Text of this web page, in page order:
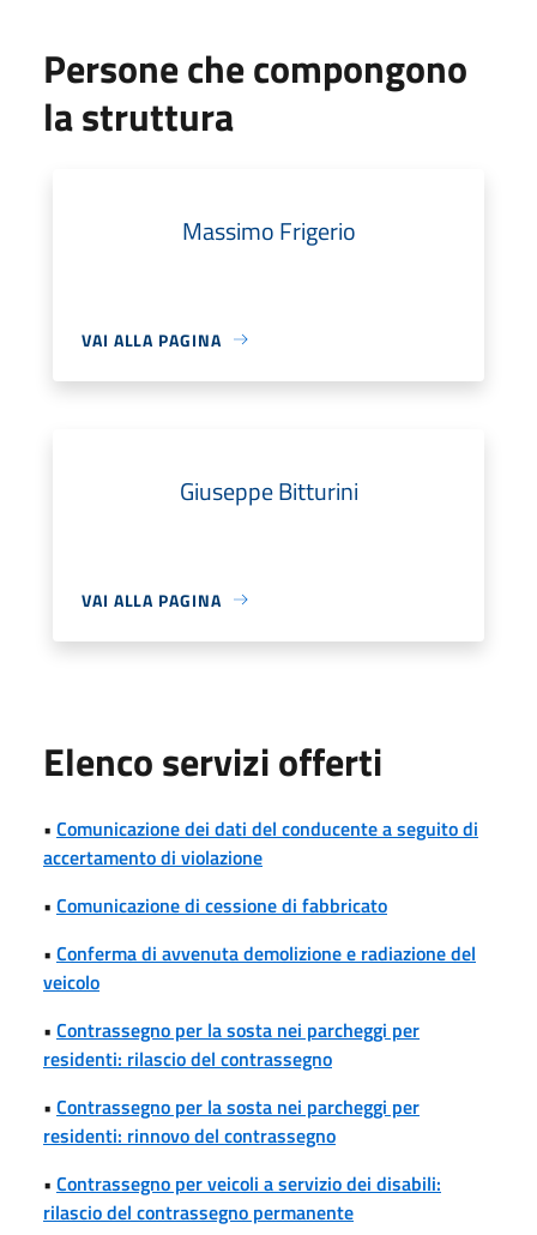
Persone che compongono
la struttura
Massimo Frigerio
VAI ALLA PAGINA
Giuseppe Bitturini
VAI ALLA PAGINA
Elenco servizi offerti
• Comunicazione dei dati del conducente a seguito di
accertamento di violazione
• Comunicazione di cessione di fabbricato
• Conferma di avvenuta demolizione e radiazione del
veicolo
• Contrassegno per la sosta nei parcheggi per
residenti: rilascio del contrassegno
• Contrassegno per la sosta nei parcheggi per
residenti: rinnovo del contrassegno
• Contrassegno per veicoli a servizio dei disabili:
rilascio del contrassegno permanente